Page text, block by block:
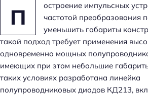
П
остроение импульсных
частотой преобразования
уменьшить габариты
такой подход требует применения
одновременно мощных
имеющих при этом небольшие
таких условиях разработана линейка
полупроводниковых диодов КД213,